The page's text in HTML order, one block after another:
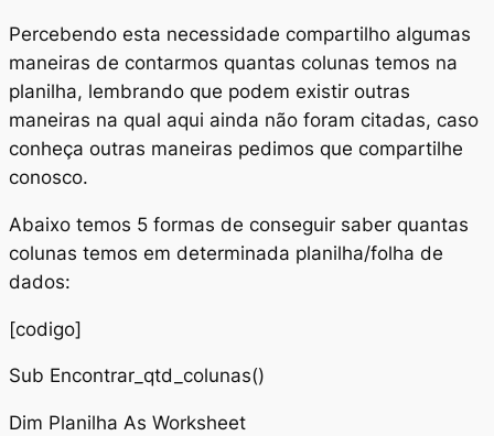
Percebendo esta necessidade compartilho algumas
maneiras de contarmos quantas colunas temos na
planilha, lembrando que podem existir outras
maneiras na qual aqui ainda não foram citadas, caso
conheça outras maneiras pedimos que compartilhe
conosco.
Abaixo temos 5 formas de conseguir saber quantas
colunas temos em determinada planilha/folha de
dados:
[codigo]
Sub Encontrar_qtd_colunas()
Dim Planilha As Worksheet